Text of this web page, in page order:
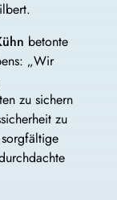
betonte
„Wir
zu sichern
zu